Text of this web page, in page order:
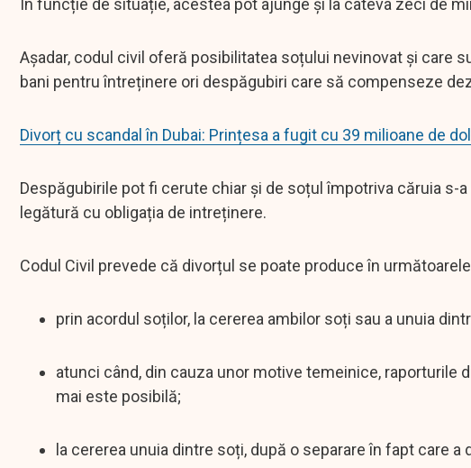
În funcție de situație, acestea pot ajunge și la câteva zeci de
Așadar, codul civil oferă posibilitatea soțului nevinovat și care
bani pentru întreținere ori despăgubiri care să compenseze
Divorț cu scandal în Dubai: Prințesa a fugit cu 39 milioane de
Despăgubirile pot fi cerute chiar și de soțul împotriva căruia s-
legătură cu obligația de intreținere.
Codul Civil prevede că divorțul se poate produce în
prin acordul soților, la cererea ambilor soți sau a unuia
atunci când, din cauza unor motive temeinice,
mai este posibilă;
la cererea unuia dintre soți, după o separare în fapt care a